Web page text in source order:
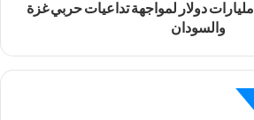
أوروبا تدعم مصر بـ 8 مليارات دولار لمواجهة تداعيات حربي غزة
والسودان